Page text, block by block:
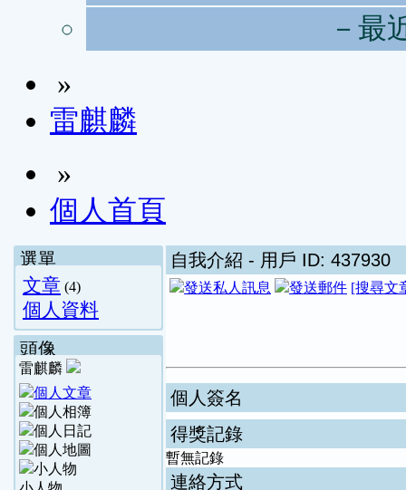
－最
»
雷麒麟
»
個人首頁
選單
文章 (4)
個人資料
頭像
雷麒麟
自我介紹 - 用戶 ID: 437930
[搜尋文
個人簽名
得獎記錄
暫無記錄
連絡方式